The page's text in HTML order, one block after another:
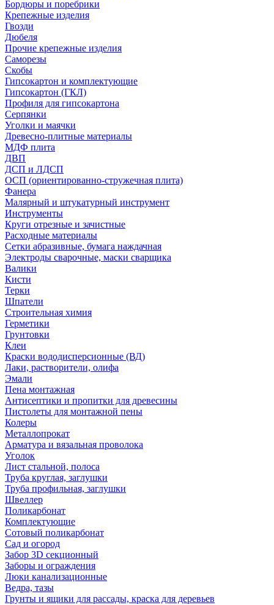
Бордюры и поребрики
Крепежные изделия
Гвозди
Дюбеля
Прочие крепежные изделия
Саморезы
Скобы
Гипсокартон и комплектующие
Гипсокартон (ГКЛ)
Профиля для гипсокартона
Серпянки
Уголки и маячки
Древесно-плитные материалы
МДФ плита
ДВП
ДСП и ЛДСП
ОСП (ориентированно-стружечная плита)
Фанера
Малярный и штукатурный инструмент
Инструменты
Круги отрезные и зачистные
Расходные материалы
Сетки абразивные, бумага наждачная
Электроды сварочные, маски сварщика
Валики
Кисти
Терки
Шпатели
Строительная химия
Герметики
Грунтовки
Клеи
Краски вододисперсионные (ВД)
Лаки, растворители, олифа
Эмали
Пена монтажная
Антисептики и пропитки для древесины
Пистолеты для монтажной пены
Колеры
Металлопрокат
Арматура и вязальная проволока
Уголок
Лист стальной, полоса
Труба круглая, заглушки
Труба профильная, заглушки
Швеллер
Поликарбонат
Комплектующие
Сотовый поликарбонат
Сад и огород
Забор 3D секционный
Заборы и ограждения
Люки канализационные
Ведра, тазы
Грунты и ящики для рассады, краска для деревьев